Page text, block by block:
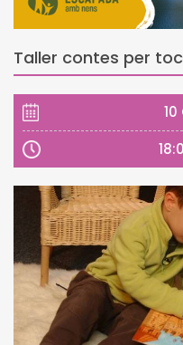
Taller contes per
10